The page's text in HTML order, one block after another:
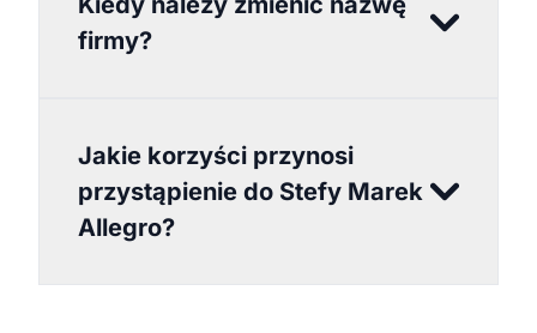
firmy?
Jakie korzyści przynosi
przystąpienie do Stefy Marek
Allegro?